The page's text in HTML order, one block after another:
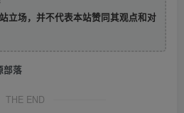
立场，并不代表本站赞同其观点和对
部落
THE END